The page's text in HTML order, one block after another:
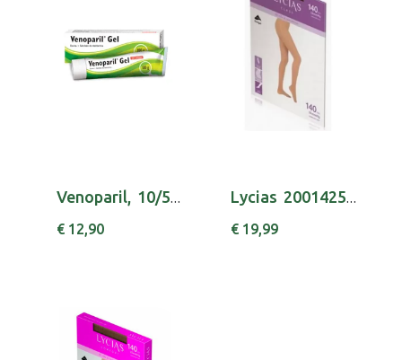
Venoparil, 10/50 mg/g-100g x 1 gel bisnaga
€ 12,90
Lycias 2001425300 Class Coll 140 T5 Nude
€ 19,99